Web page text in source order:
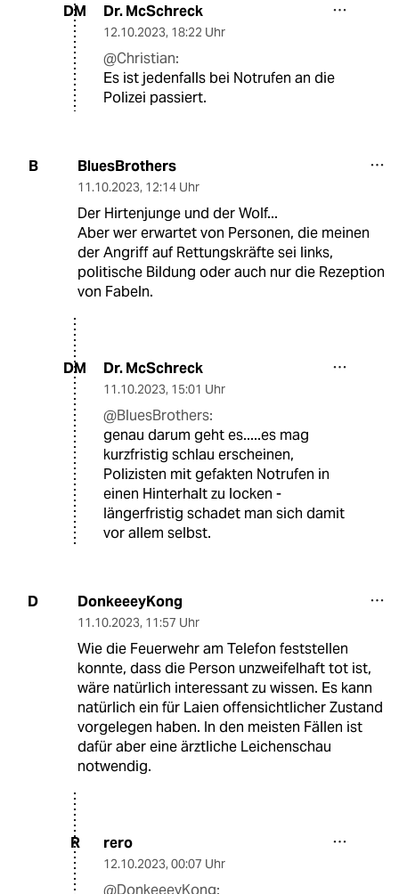
DM Dr. McSchreck
12.10.2023, 18:22 Uhr
@Christian:
Es ist jedenfalls bei Notrufen an die
Polizei passiert.
B BluesBrothers
11.10.2023, 12:14 Uhr
Der Hirtenjunge und der Wolf...
Aber wer erwartet von Personen, die meinen
der Angriff auf Rettungskräfte sei links,
politische Bildung oder auch nur die Rezeption
von Fabeln.
DM Dr. McSchreck
11.10.2023, 15:01 Uhr
@BluesBrothers:
genau darum geht es.....es mag
kurzfristig schlau erscheinen,
Polizisten mit gefakten Notrufen in
einen Hinterhalt zu locken -
längerfristig schadet man sich damit
vor allem selbst.
D DonkeeeyKong
11.10.2023, 11:57 Uhr
Wie die Feuerwehr am Telefon feststellen
konnte, dass die Person unzweifelhaft tot ist,
wäre natürlich interessant zu wissen. Es kann
natürlich ein für Laien offensichtlicher Zustand
vorgelegen haben. In den meisten Fällen ist
dafür aber eine ärztliche Leichenschau
notwendig.
R rero
12.10.2023, 00:07 Uhr
@DonkeeeyKong: